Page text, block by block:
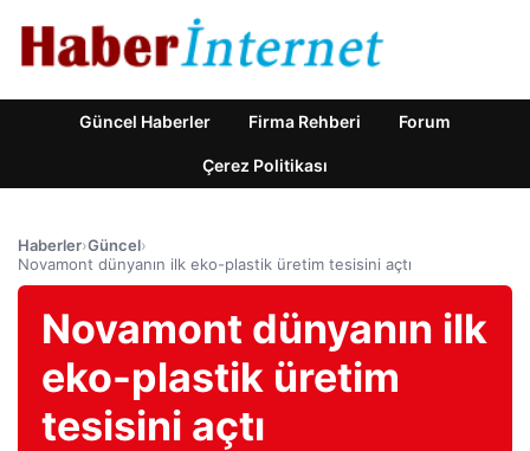
Güncel Haberler Firma Rehberi Forum
Çerez Politikası
Haberler›Güncel›
Novamont dünyanın ilk eko-plastik üretim tesisini açtı
Novamont dünyanın ilk
eko-plastik üretim
tesisini açtı